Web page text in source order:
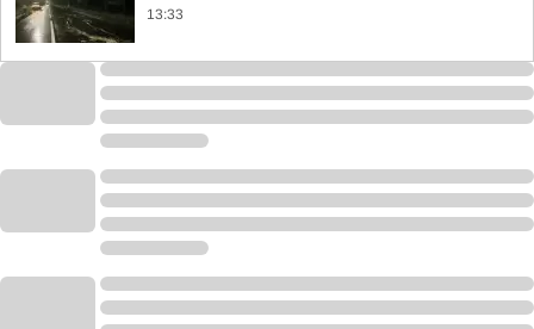
13:33